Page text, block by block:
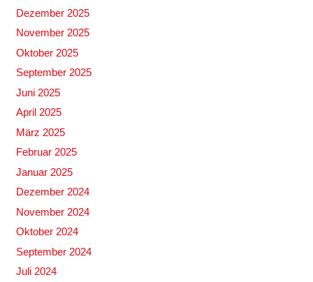
Dezember 2025
November 2025
Oktober 2025
September 2025
Juni 2025
April 2025
März 2025
Februar 2025
Januar 2025
Dezember 2024
November 2024
Oktober 2024
September 2024
Juli 2024